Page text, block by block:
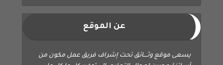
عن الموقع
يسعى موقع وثــــائق تحت إشراف فريق عمل مكون من